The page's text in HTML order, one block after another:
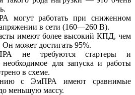
могут работать при сниженном
в сети (160—260 В).
имеют более высокий КПД, чем
может достигать 95%.
не требуются стартеры и
необходимое для запуска и работы
в схеме.
с ЭмПРА имеют сравнимые
меньшую массу.